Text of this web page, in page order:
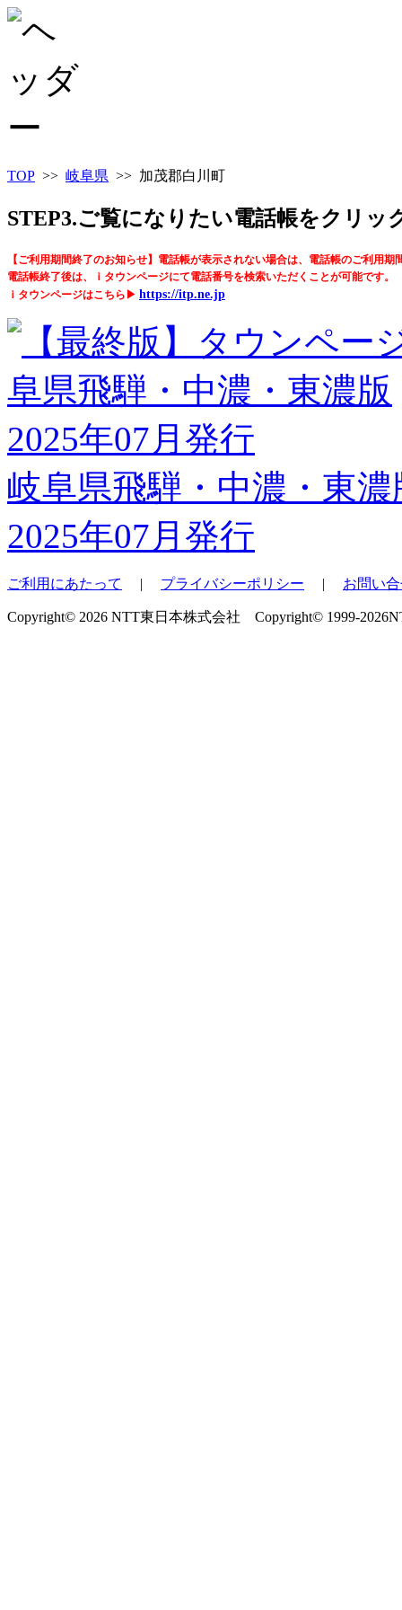
TOP >> 岐阜県 >> 加茂郡白川町
STEP3.ご覧になりたい電話帳をクリッ
【ご利用期間終了のお知らせ】電話帳が表示されない場合は、電話帳のご利用期
電話帳終了後は、ｉタウンページにて電話番号を検索いただくことが可能です。
ｉタウンページはこちら▶ https://itp.ne.jp
岐阜県飛騨・中濃・東濃
2025年07月発行
ご利用にあたって | プライバシーポリシー | お問い
Copyright© 2026 NTT東日本株式会社 Copyright© 1999-